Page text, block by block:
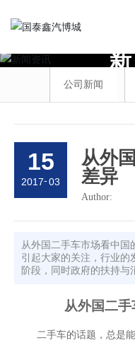
新
公司新闻
15
2017-03
从外
差异
Author:
从外国二手车市场看中
引起大家的关注，行业的
阶段，同时政府的扶持与
十年的发展已经相当成熟
完善的旧车
从外国二
二手车的话题，总是能